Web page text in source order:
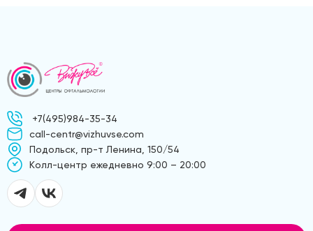
+7(495)984-35-34
call-centr@vizhuvse.com
Подольск, пр-т Ленина, 150/54
Kолл-центр ежедневно 9:00 – 20:00